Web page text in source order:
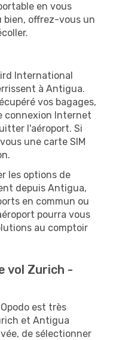
en vous
offrez-vous un
International
à Antigua.
vos bagages,
connexion Internet
l'aéroport. Si
une carte SIM
les options de
depuis Antigua,
en commun ou
pourra vous
au comptoir
vol Zurich -
est très
et Antigua
de sélectionner